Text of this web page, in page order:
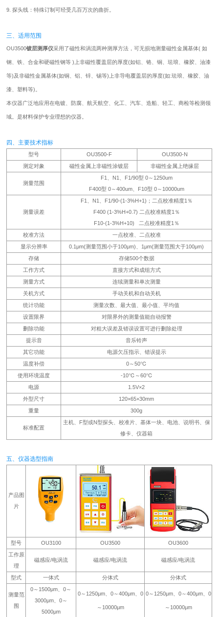
9. 探头线：特殊订制可经受几百万次的曲折。
三、适用范围
OU3500镀层测厚仪采用了磁性和涡流两种测厚方法，可无损地测量磁性金属基体( 如
钢、铁、合金和硬磁性钢等 )上非磁性覆盖层的厚度(如铝、铬、铜、珐琅、橡胶、油漆
等)及非磁性金属基体(如铜、铝、锌、锡等)上非导电覆盖层的厚度(如:珐琅、橡胶、油
漆、塑料等)。
本仪器广泛地应用在电镀、防腐、航天航空、化工、汽车、造船、轻工、商检等检测领
域。是材料保护专业理想的仪器。
四、主要技术指标
型号 OU3500-F
OU3500-N
测定对象
磁性金属上非磁性涂镀层 非磁性金属上绝缘层
测量范围
F1、N1、F1/90型 0～1250um
F400型 0～400um、F10型 0～10000um
测量误差
F1、N1、F1/90-(1-3%H+1)；二点校准精度1％
F400 (1-3%H+0.7) 二点校准精度1％
F10-(1-3%H+10) 二点校准精度1％
校准方法
一点校准、二点校准
显示分辨率
0.1μm(测量范围小于100μm)、1μm(测量范围大于100μm)
存储
存储500个数据
工作方式
直接方式和成组方式
测量方式
连续测量和单次测量
关机方式
手动关机和自动关机
统计功能
测量次数、最大值、最小值、平均值
设置限界
对限界外的测量值能自动报警
删除功能
对粗大误差及错误设置可进行删除处理
提示音
音乐铃声
其它功能
电源欠压指示、错误提示
温度补偿
0～50℃
使用环境温度
-10℃～60℃
电源
1.5V×2
外型尺寸
120×65×30mm
重量
300g
标准配置
主机、F型或N型探头、校准片、基体一块、电池、说明书、保
修卡、仪器箱
五、仪器选型指南
产品图
片
型号 OU3100 OU3500
OU3600
工作原
理
磁感应/电涡流 磁感应/电涡流 磁感应/电涡流
型式 一体式 分体式 分体式
测量范
围
0～1500μm、0～
3000μm、0～
5000μm
0～1250μm、0～400μm、0
～10000μm
0～1250μm、0～400μm、0
～10000μm